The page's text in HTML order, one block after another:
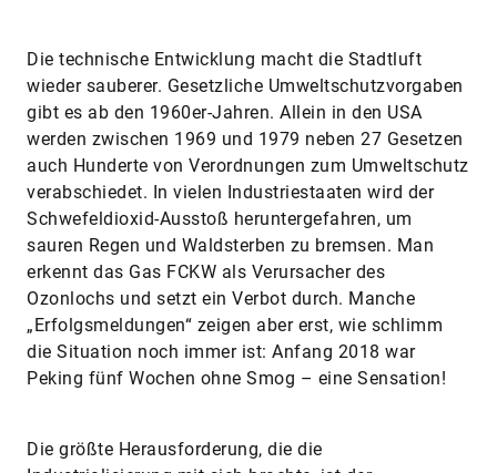
Die technische Entwicklung macht die Stadtluft
wieder sauberer. Gesetzliche Umweltschutzvorgaben
gibt es ab den 1960er-Jahren. Allein in den USA
werden zwischen 1969 und 1979 neben 27 Gesetzen
auch Hunderte von Verordnungen zum Umweltschutz
verabschiedet. In vielen Industriestaaten wird der
Schwefeldioxid-Ausstoß heruntergefahren, um
sauren Regen und Waldsterben zu bremsen. Man
erkennt das Gas FCKW als Verursacher des
Ozonlochs und setzt ein Verbot durch. Manche
„Erfolgsmeldungen“ zeigen aber erst, wie schlimm
die Situation noch immer ist: Anfang 2018 war
Peking fünf Wochen ohne Smog – eine Sensation!
Die größte Herausforderung, die die